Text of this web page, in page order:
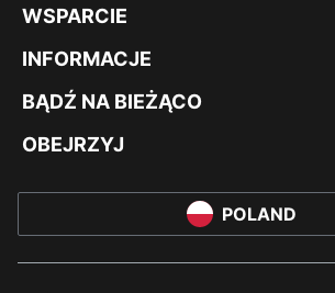
WSPARCIE
INFORMACJE
BĄDŹ NA BIEŻĄCO
OBEJRZYJ
POLAND